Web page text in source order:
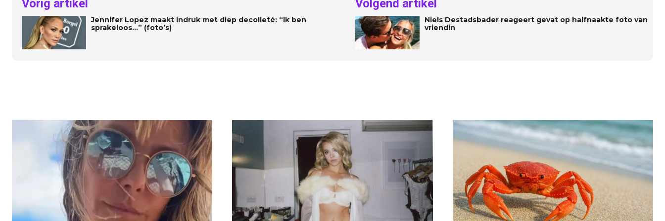
Vorig artikel
Jennifer Lopez maakt indruk met diep decolleté: “Ik ben
sprakeloos…” (foto’s)
Volgend artikel
Niels Destadsbader reageert gevat op halfnaakte foto van
vriendin